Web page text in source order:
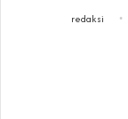
redaksi